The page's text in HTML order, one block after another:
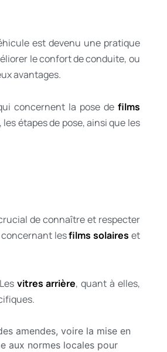
est devenu une pratique
le confort de conduite, ou
avantages.
concernent la pose de films
étapes de pose, ainsi que les
de connaître et respecter
concernant lesfilms solaires et
vitres arrière, quant à elles,
amendes, voire la mise en
aux normes locales pour